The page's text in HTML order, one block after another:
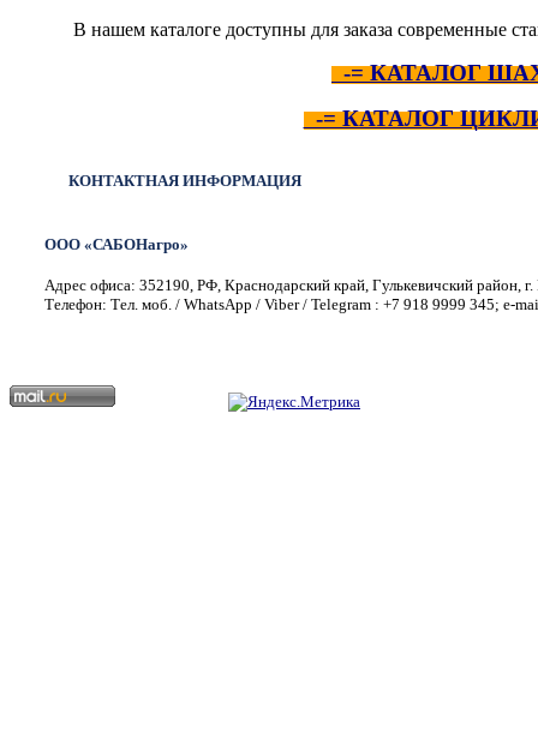
В нашем каталоге доступны для заказа современные
-= КАТАЛОГ
-= КАТАЛОГ
КОНТАКТНАЯ ИНФОРМАЦИЯ
ООО «САБОНагро»
Адрес офиса: 352190, РФ, Краснодарский край, Гулькевичский район,
Телефон: Тел. моб. / WhatsApp / Viber / Telegram : +7 918 9999 345; e-